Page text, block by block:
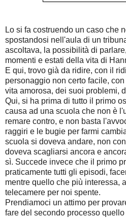
Lo si fa costruendo un caso che
spostandosi nell'aula di un
ascoltava, la possibilità di
momenti e estati della vita di
E qui, trovo già da ridire, con il
personaggio non certo facile,
vita amorosa, dei suoi problemi,
Qui, si ha prima di tutto il primo
causa ad una scuola che non è
remare contro, e non basta
raggiri e le bugie per farmi
scuola si doveva andare, non
doveva scagliarsi ancora e
sì. Succede invece che il primo
praticamente tutti gli episodi,
mentre quello che più interessa,
telecamere per noi spente.
Prendiamoci un attimo per
fare del secondo processo